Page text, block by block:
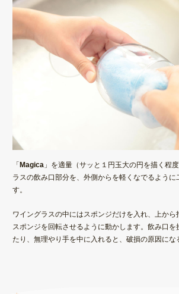
「Magica」を適量（サッと１円玉大の円を描く程
ラスの飲み口部分を、外側からを軽くなでるように
す。
ワイングラスの中にはスポンジだけを入れ、上から
スポンジを回転させるように動かします。飲み口を
たり、無理やり手を中に入れると、 破損の原因 にな